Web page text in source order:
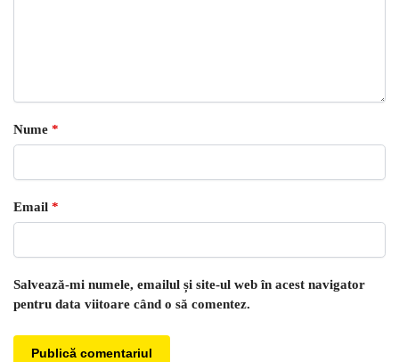
Nume *
Email *
Salvează-mi numele, emailul și site-ul web în acest navigator
pentru data viitoare când o să comentez.